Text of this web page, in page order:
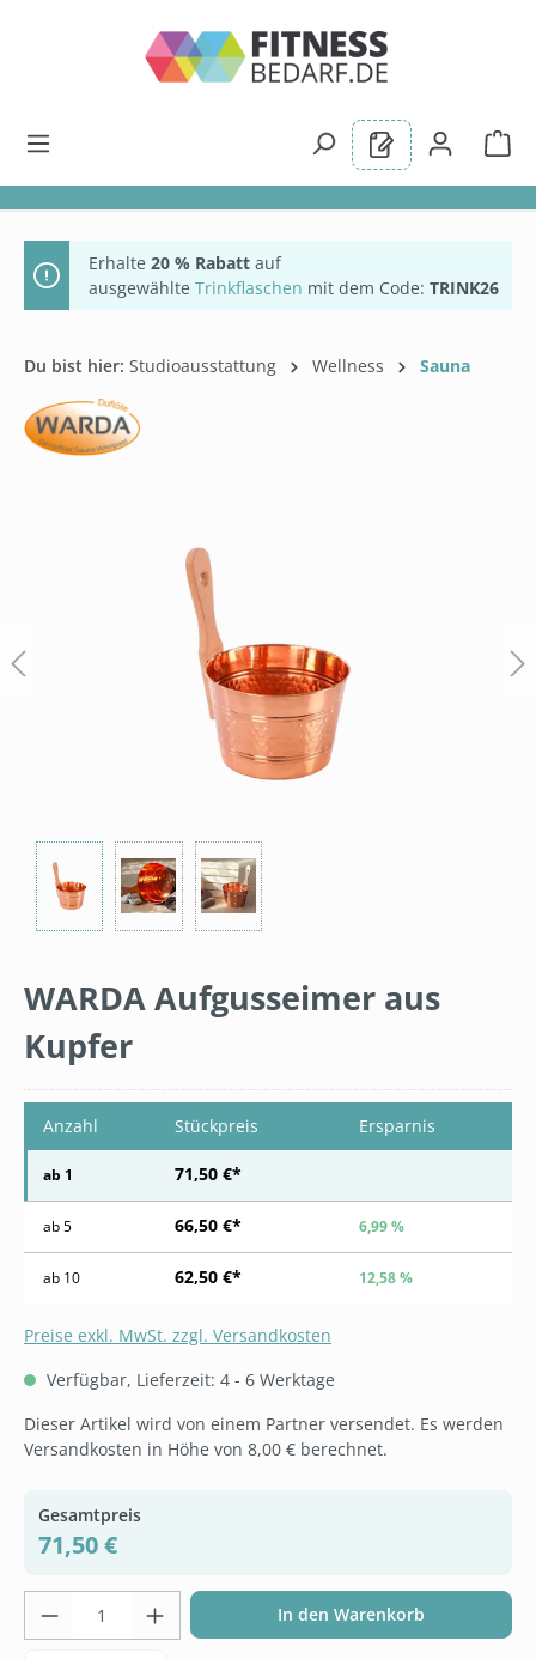
Erhalte 20 % Rabatt auf
ausgewählte Trinkflaschen mit dem Code: TRINK26
Du bist hier: Studioausstattung Wellness Sauna
WARDA Aufgusseimer aus
Kupfer
Anzahl Stückpreis Ersparnis
ab 1 71,50 €*
ab5 66,50 €* 6,99 %
ab 10 62,50 €* 12,58 %
Preise exkl. MwSt. zzgl. Versandkosten
Verfügbar, Lieferzeit: 4 - 6 Werktage
Dieser Artikel wird von einem Partner versendet. Es werden
Versandkosten in Höhe von 8,00 € berechnet.
Gesamtpreis
71,50 €
Produkt Anzahl: Gib den gewünschten
In den Warenkorb